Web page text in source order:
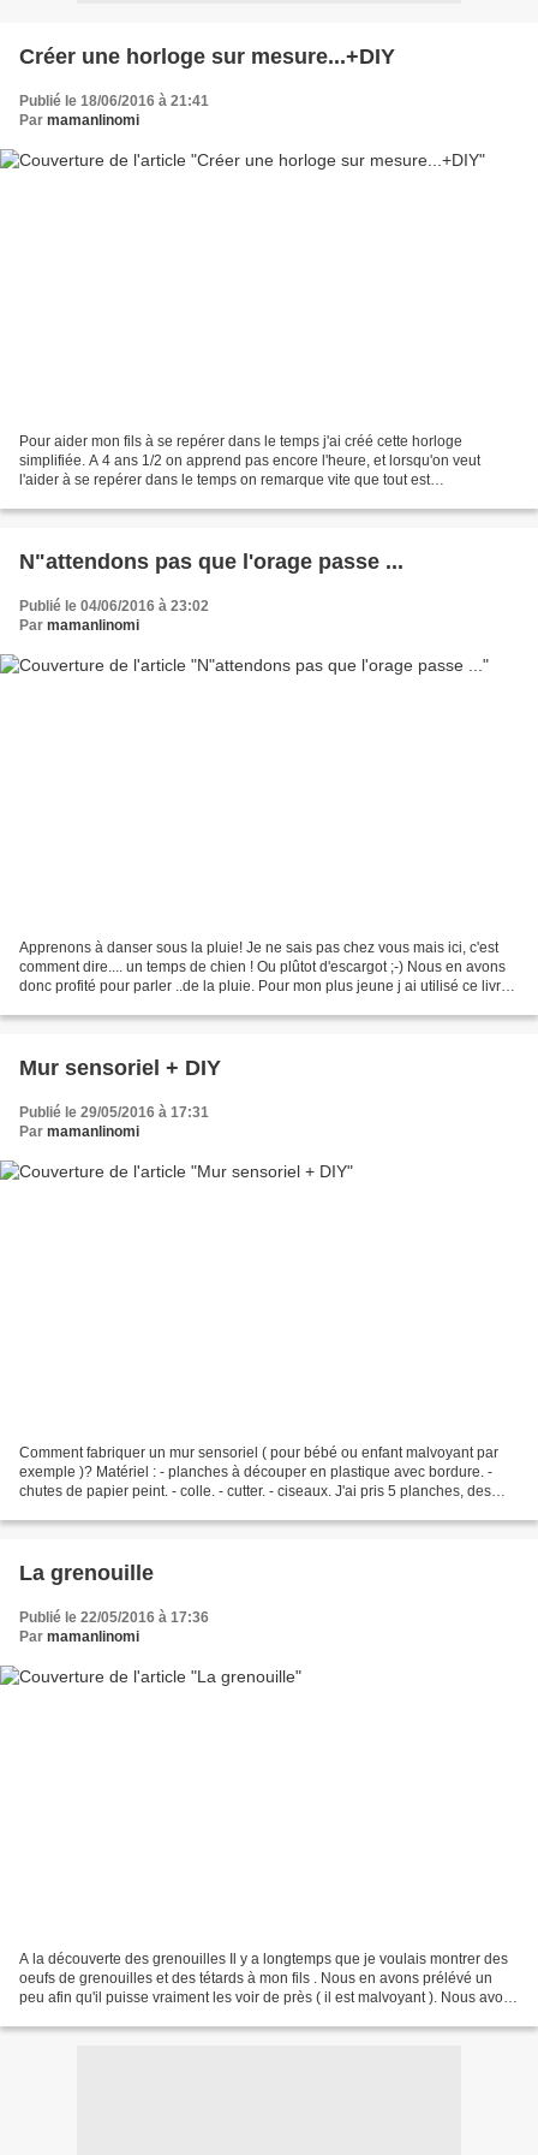
Créer une horloge sur mesure...+DIY
Publié le 18/06/2016 à 21:41
Par mamanlinomi
Pour aider mon fils à se repérer dans le temps j'ai créé cette horloge
simplifiée. A 4 ans 1/2 on apprend pas encore l'heure, et lorsqu'on veut
l'aider à se repérer dans le temps on remarque vite que tout est
N"attendons pas que l'orage passe ...
Publié le 04/06/2016 à 23:02
Par mamanlinomi
Apprenons à danser sous la pluie! Je ne sais pas chez vous mais ici, c'est
comment dire.... un temps de chien ! Ou plûtot d'escargot ;-) Nous en avons
donc profité pour parler ..de la pluie. Pour mon plus jeune j ai utilisé ce livre.
Mur sensoriel + DIY
Publié le 29/05/2016 à 17:31
Par mamanlinomi
Comment fabriquer un mur sensoriel ( pour bébé ou enfant malvoyant par
exemple )? Matériel : - planches à découper en plastique avec bordure. -
chutes de papier peint. - colle. - cutter. - ciseaux. J'ai pris 5 planches, des
La grenouille
Publié le 22/05/2016 à 17:36
Par mamanlinomi
A la découverte des grenouilles Il y a longtemps que je voulais montrer des
oeufs de grenouilles et des tétards à mon fils . Nous en avons prélévé un
peu afin qu'il puisse vraiment les voir de près ( il est malvoyant ). Nous avons